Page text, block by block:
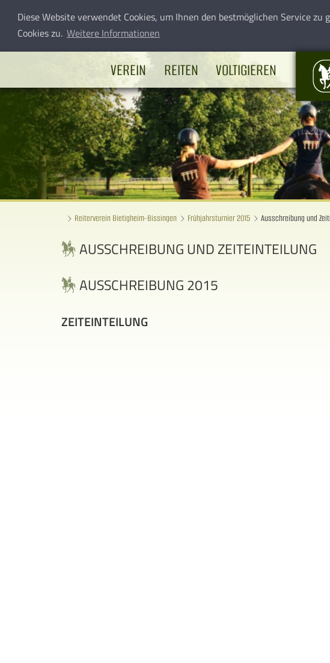
Diese Website verwendet Cookies, um Ihnen den bestmöglichen Service
Cookies zu. Weitere Informationen
VEREIN REITEN VOLTIGIEREN
Reiterverein Bietigheim-Bissingen Frühjahrsturnier 2015 Ausschreibung und
AUSSCHREIBUNG UND ZEITEINTEILUNG
AUSSCHREIBUNG 2015
ZEITEINTEILUNG